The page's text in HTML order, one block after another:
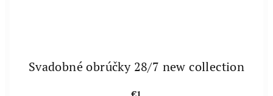
Svadobné obrúčky 28/7 new collection